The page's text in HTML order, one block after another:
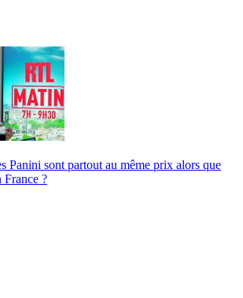
Panini sont partout au même prix alors que
France ?